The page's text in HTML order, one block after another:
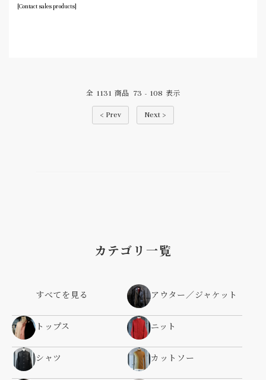
[Contact sales products]
全 1131 商品 73 - 108 表示
< Prev Next >
カテゴリ一覧
すべてを見る アウター／ジャケット
トップス ニット
シャツ カットソー